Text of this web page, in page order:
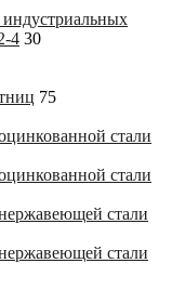
4 30
75
стали
стали
стали
стали